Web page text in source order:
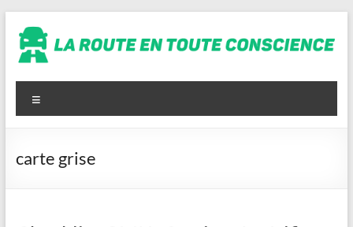
contenu
La
route
en
toute
conscience
carte grise